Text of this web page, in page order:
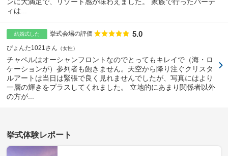
ィは...
結婚式した 挙式会場の評価 点数
5.0
ぴょんた1021さん 女性
チャペルはオーシャンフロントなのでとってもキレイで（海・ロ
ケーションが）参列者も飽きません。天空から降り注ぐクリスタ
ルアートは当日は緊張で良く見れませんでしたが、写真にはより
一層の輝きをプラスしてくれました。 立地的にあまり関係者以外
の方が...
挙式体験レポート